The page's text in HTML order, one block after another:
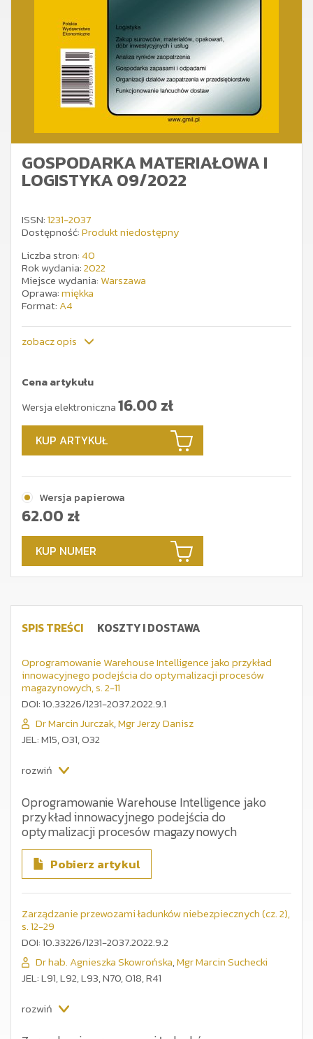
GOSPODARKA MATERIAŁOWA I
LOGISTYKA 09/2022
ISSN:1231-2037
Dostępność:Produkt niedostępny
Liczba stron:40
Rok wydania:2022
Miejsce wydania: Warszawa
Oprawa:miękka
Format: A4
zobacz opis
Cena artykułu
Wersja elektroniczna16.00 zł
KUP ARTYKUŁ
Wersja papierowa
62.00 zł
KUP NUMER
SPIS TREŚCI KOSZTY I DOSTAWA
Oprogramowanie Warehouse Intelligence jako przykład
innowacyjnego podejścia do optymalizacji procesów
magazynowych, s. 2-11
DOI: 10.33226/1231-2037.2022.9.1
Dr Marcin Jurczak,Mgr Jerzy Danisz
JEL: M15, O31, O32
rozwiń
Oprogramowanie Warehouse Intelligence jako
przykład innowacyjnego podejścia do
optymalizacji procesów magazynowych
Optymalizacja procesów magazynowych jest jednym
z najważniejszych wymagań współczesnej logistyki. W
dobie intensywnego wzrostu poziomu automatyzacji
magazynów i centrów dystrybucyjnych istnieje realne
zapotrzebowanie wśród osób zarządzających logistyką na
oprogramowanie poprawiające wydajność i efektywność
procesów intralogistycznych. Przedstawiany temat jest
istotny zarówno z biznesowego, jak i naukowego punktu
widzenia. Dla biznesu pozostaje on ważnym sposobem
podnoszenia efektywności, dla nauki zaś stanowi
interesujący obszar badań.
badań związanych z realizacją projektu Warehouse
Intelligence (WI). W ramach projektu powstaje m.in.
Pobierz artykul
Zarządzanie przewozami ładunków niebezpiecznych (cz. 2),
s. 12-29
DOI: 10.33226/1231-2037.2022.9.2
Dr hab. Agnieszka Skowrońska,Mgr Marcin Suchecki
JEL: L91, L92, L93, N70, O18, R41
rozwiń